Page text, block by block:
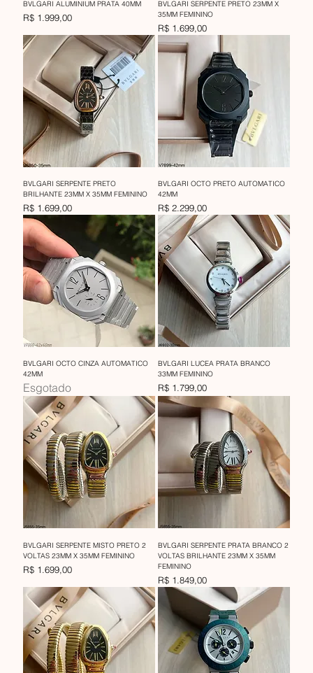
BVLGARI ALUMINIUM PRATA 40MM
Preço
R$ 1.999,00
BVLGARI SERPENTE PRETO 23MM X
35MM FEMININO
Preço
R$ 1.699,00
BVLGARI SERPENTE PRETO
BRILHANTE 23MM X 35MM FEMININO
Preço
R$ 1.699,00
BVLGARI OCTO PRETO AUTOMATICO
42MM
Preço
R$ 2.299,00
BVLGARI OCTO CINZA AUTOMATICO
42MM
Esgotado
BVLGARI LUCEA PRATA BRANCO
33MM FEMININO
Preço
R$ 1.799,00
BVLGARI SERPENTE MISTO PRETO 2
VOLTAS 23MM X 35MM FEMININO
Preço
R$ 1.699,00
BVLGARI SERPENTE PRATA BRANCO 2
VOLTAS BRILHANTE 23MM X 35MM
FEMININO
Preço
R$ 1.849,00